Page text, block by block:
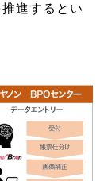
進するとい